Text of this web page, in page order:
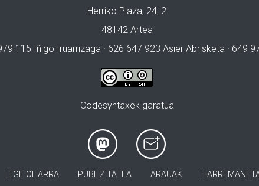
Herriko Plaza, 24, 2
48142 Artea
115 Iñigo Iruarrizaga · 626 647 923 Asier Abrisketa · 649
Codesyntaxek garatua
LEGE OHARRA PUBLIZITATEA ARAUAK